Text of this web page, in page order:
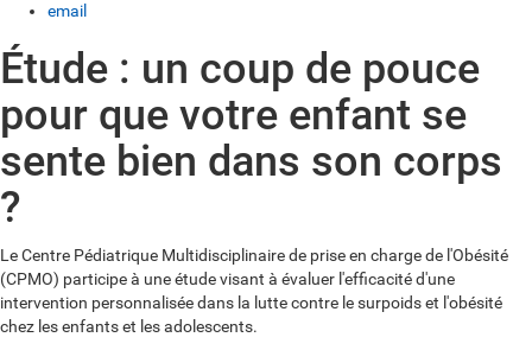
email
Étude : un coup de pouce
pour que votre enfant se
sente bien dans son corps
?
Le Centre Pédiatrique Multidisciplinaire de prise en charge de l'Obésité
(CPMO) participe à une étude visant à évaluer l'efficacité d'une
intervention personnalisée dans la lutte contre le surpoids et l'obésité
chez les enfants et les adolescents.